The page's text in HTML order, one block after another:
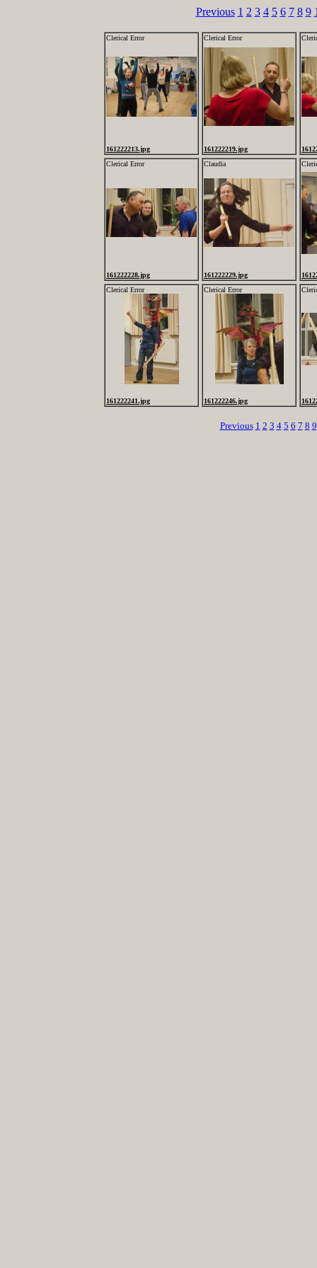
Previous 1 2 3 4 5 6 7 8 9
Clerical Error
161222213.jpg
Clerical Error
161222219.jpg
Clerical Error
161222228.jpg
Claudia
161222229.jpg
Clerical Error
161222241.jpg
Clerical Error
161222246.jpg
Previous 1 2 3 4 5 6 7 8 9